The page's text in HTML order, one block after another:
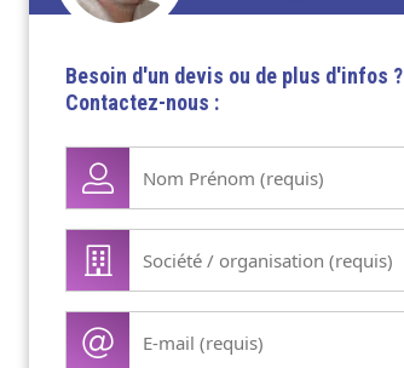
Besoin d'un devis ou de plus d'infos ?
Contactez-nous :
Nom
Prénom
Société
organisation
(Nécessaire)
mail